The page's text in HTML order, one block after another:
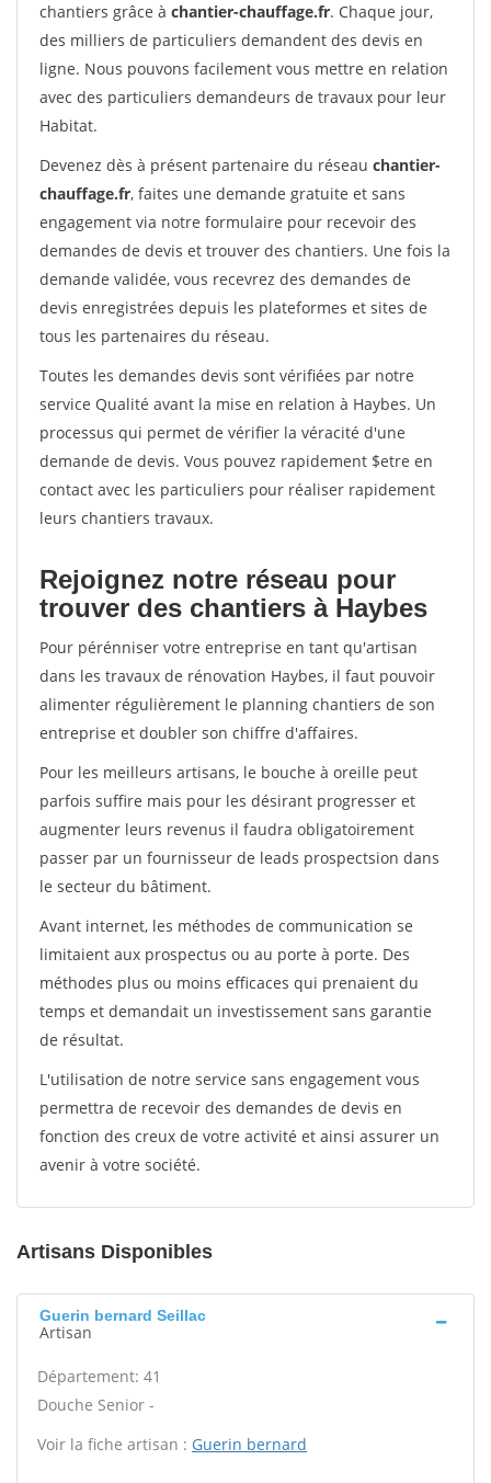
chantiers grâce à chantier-chauffage.fr. Chaque jour,
des milliers de particuliers demandent des devis en
ligne. Nous pouvons facilement vous mettre en relation
avec des particuliers demandeurs de travaux pour leur
Habitat.
Devenez dès à présent partenaire du réseau chantier-
chauffage.fr, faites une demande gratuite et sans
engagement via notre formulaire pour recevoir des
demandes de devis et trouver des chantiers. Une fois la
demande validée, vous recevrez des demandes de
devis enregistrées depuis les plateformes et sites de
tous les partenaires du réseau.
Toutes les demandes devis sont vérifiées par notre
service Qualité avant la mise en relation à Haybes. Un
processus qui permet de vérifier la véracité d'une
demande de devis. Vous pouvez rapidement $etre en
contact avec les particuliers pour réaliser rapidement
leurs chantiers travaux.
Rejoignez notre réseau pour
trouver des chantiers à Haybes
Pour pérénniser votre entreprise en tant qu'artisan
dans les travaux de rénovation Haybes, il faut pouvoir
alimenter régulièrement le planning chantiers de son
entreprise et doubler son chiffre d'affaires.
Pour les meilleurs artisans, le bouche à oreille peut
parfois suffire mais pour les désirant progresser et
augmenter leurs revenus il faudra obligatoirement
passer par un fournisseur de leads prospectsion dans
le secteur du bâtiment.
Avant internet, les méthodes de communication se
limitaient aux prospectus ou au porte à porte. Des
méthodes plus ou moins efficaces qui prenaient du
temps et demandait un investissement sans garantie
de résultat.
L'utilisation de notre service sans engagement vous
permettra de recevoir des demandes de devis en
fonction des creux de votre activité et ainsi assurer un
avenir à votre société.
Artisans Disponibles
Guerin bernard Seillac
Artisan
Département: 41
Douche Senior -
Voir la fiche artisan : Guerin bernard